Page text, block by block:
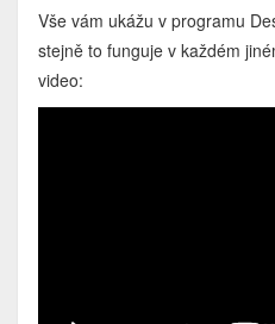
Vše vám ukážu v programu
stejně to funguje v každém
video: